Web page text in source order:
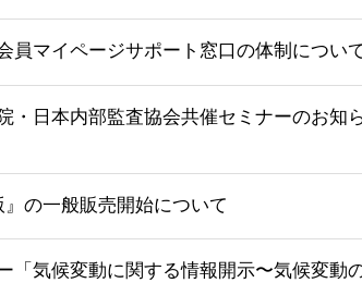
員マイページサポート窓口の体制につい
・日本内部監査協会共催セミナーのお知
』の一般販売開始について
「気候変動に関する情報開示〜気候変動